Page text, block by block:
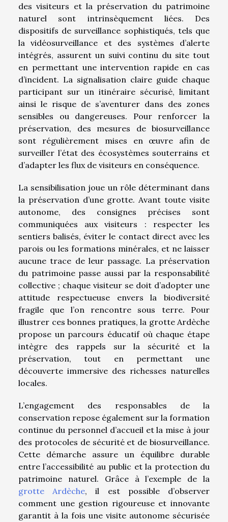
des visiteurs et la préservation du patrimoine
naturel sont intrinsèquement liées. Des
dispositifs de surveillance sophistiqués, tels que
la vidéosurveillance et des systèmes d’alerte
intégrés, assurent un suivi continu du site tout
en permettant une intervention rapide en cas
d’incident. La signalisation claire guide chaque
participant sur un itinéraire sécurisé, limitant
ainsi le risque de s’aventurer dans des zones
sensibles ou dangereuses. Pour renforcer la
préservation, des mesures de biosurveillance
sont régulièrement mises en œuvre afin de
surveiller l’état des écosystèmes souterrains et
d’adapter les flux de visiteurs en conséquence.
La sensibilisation joue un rôle déterminant dans
la préservation d’une grotte. Avant toute visite
autonome, des consignes précises sont
communiquées aux visiteurs : respecter les
sentiers balisés, éviter le contact direct avec les
parois ou les formations minérales, et ne laisser
aucune trace de leur passage. La préservation
du patrimoine passe aussi par la responsabilité
collective ; chaque visiteur se doit d’adopter une
attitude respectueuse envers la biodiversité
fragile que l’on rencontre sous terre. Pour
illustrer ces bonnes pratiques, la grotte Ardèche
propose un parcours éducatif où chaque étape
intègre des rappels sur la sécurité et la
préservation, tout en permettant une
découverte immersive des richesses naturelles
locales.
L’engagement des responsables de la
conservation repose également sur la formation
continue du personnel d’accueil et la mise à jour
des protocoles de sécurité et de biosurveillance.
Cette démarche assure un équilibre durable
entre l’accessibilité au public et la protection du
patrimoine naturel. Grâce à l’exemple de la
grotte Ardèche, il est possible d’observer
comment une gestion rigoureuse et innovante
garantit à la fois une visite autonome sécurisée